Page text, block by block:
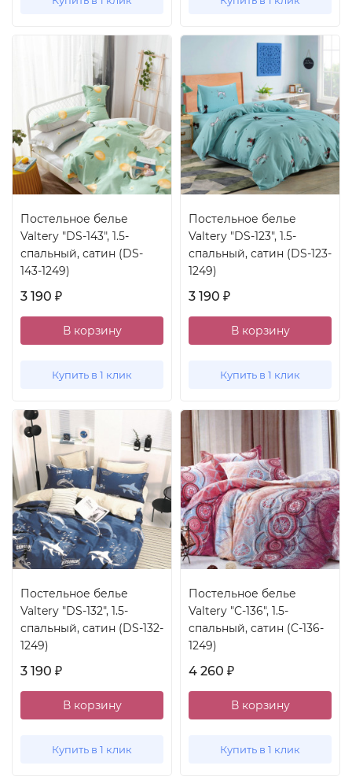
Постельное белье
Valtery "DS-143", 1.5-
спальный, сатин (DS-
143-1249)
3 190 ₽
В корзину
Купить в 1 клик
Постельное белье
Valtery "DS-123", 1.5-
спальный, сатин (DS-123-
1249)
3 190 ₽
В корзину
Купить в 1 клик
Постельное белье
Valtery "DS-132", 1.5-
спальный, сатин (DS-132-
1249)
3 190 ₽
В корзину
Купить в 1 клик
Постельное белье
Valtery "C-136", 1.5-
спальный, сатин (C-136-
1249)
4 260 ₽
В корзину
Купить в 1 клик